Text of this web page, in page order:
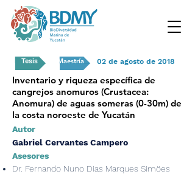
Tesis Maestría 02 de agosto de 2018
Inventario y riqueza específica de
cangrejos anomuros (Crustacea:
Anomura) de aguas someras (0-30m) de
la costa noroeste de Yucatán
Autor
Gabriel Cervantes Campero
Asesores
Dr. Fernando Nuno Dias Marques Simöes